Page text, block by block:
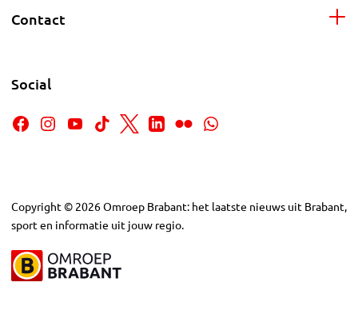
Contact
Social
Copyright © 2026Omroep Brabant: het laatste nieuws uit Brabant,
sport en informatie uit jouw regio.